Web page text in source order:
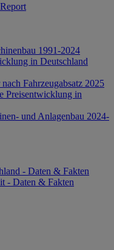
1991-2024
in Deutschland
Fahrzeugabsatz 2025
Preisentwicklung in
und Anlagenbau 2024-
- Daten & Fakten
- Daten & Fakten